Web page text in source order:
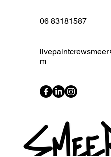
06 83181587
m